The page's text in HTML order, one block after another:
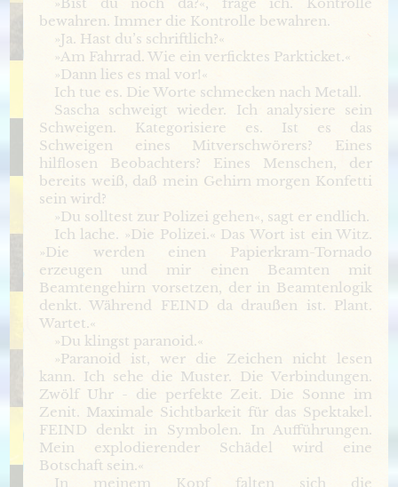
bewahren. Immer die Kontrolle bewahren.
»Ja. Hast du’s schriftlich?«
»Am Fahrrad. Wie ein verficktes Parkticket.«
»Dann lies es mal vor!«
Ich tue es. Die Worte schmecken nach Metall.
Sascha schweigt wieder. Ich analysiere sein
Schweigen. Kategorisiere es. Ist es das
Schweigen eines Mitverschwörers? Eines
hilflosen Beobachters? Eines Menschen, der
bereits weiß, daß mein Gehirn morgen Konfetti
sein wird?
»Du solltest zur Polizei gehen«, sagt er endlich.
Ich lache. »Die Polizei.« Das Wort ist ein Witz.
»Die werden einen Papierkram-Tornado
erzeugen und mir einen Beamten mit
Beamtengehirn vorsetzen, der in Beamtenlogik
denkt. Während FEIND da draußen ist. Plant.
Wartet.«
»Du klingst paranoid.«
»Paranoid ist, wer die Zeichen nicht lesen
kann. Ich sehe die Muster. Die Verbindungen.
Zwölf Uhr - die perfekte Zeit. Die Sonne im
Zenit. Maximale Sichtbarkeit für das Spektakel.
FEIND denkt in Symbolen. In Aufführungen.
Mein explodierender Schädel wird eine
Botschaft sein.«
In meinem Kopf falten sich die